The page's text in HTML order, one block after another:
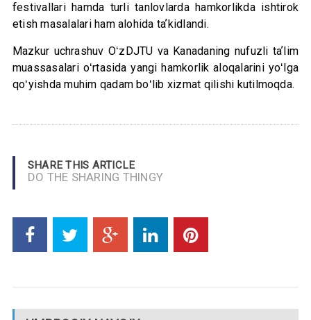
festivallari hamda turli tanlovlarda hamkorlikda ishtirok
etish masalalari ham alohida taʼkidlandi.
Mazkur uchrashuv OʻzDJTU va Kanadaning nufuzli taʼlim
muassasalari oʻrtasida yangi hamkorlik aloqalarini yoʻlga
qoʻyishda muhim qadam boʻlib xizmat qilishi kutilmoqda.
SHARE THIS ARTICLE
DO THE SHARING THINGY